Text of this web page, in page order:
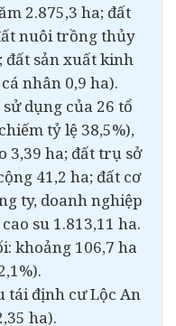
2.875,3 ha; đất
nuôi trồng thủy
đất sản xuất kinh
nhân 0,9 ha).
dụng của 26 tổ
tỷ lệ 38,5%),
3,39 ha; đất trụ sở
41,2 ha; đất cơ
ty, doanh nghiệp
su 1.813,11 ha.
khoảng 106,7 ha
tái định cư Lộc An
ha).